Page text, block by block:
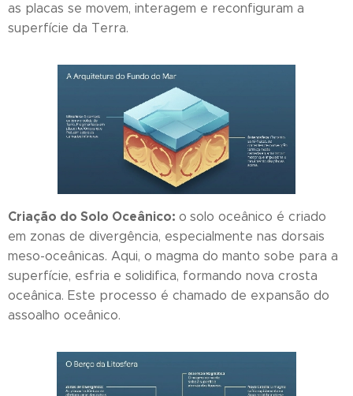
as placas se movem, interagem e reconfiguram a
superfície da Terra.
Criação do Solo Oceânico: o solo oceânico é criado
em zonas de divergência, especialmente nas dorsais
meso-oceânicas. Aqui, o magma do manto sobe para a
superfície, esfria e solidifica, formando nova crosta
oceânica. Este processo é chamado de expansão do
assoalho oceânico.